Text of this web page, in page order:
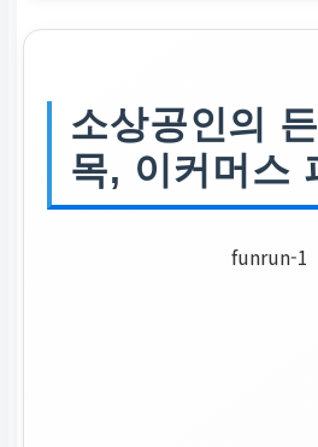
소상공인의
목, 이커머스
funrun-1